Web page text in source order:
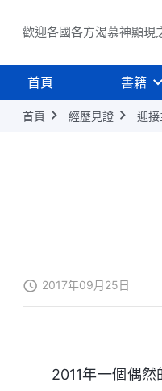
歡迎各國各方渴慕神顯現
首頁 書籍
首頁 經歷見證 迎
2017年09月25日
2011年一個偶